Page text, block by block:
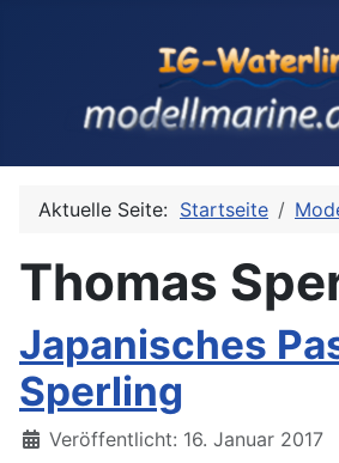
Aktuelle Seite: Startseite
Thomas
Japanisches
Sperling
Details
Veröffentlicht: 16. Januar 2017